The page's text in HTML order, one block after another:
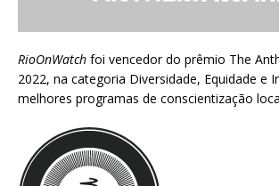
RioOnWatch foi vencedor do prêmio The
2022, na categoria Diversidade, Equidade e
melhores programas de conscientização